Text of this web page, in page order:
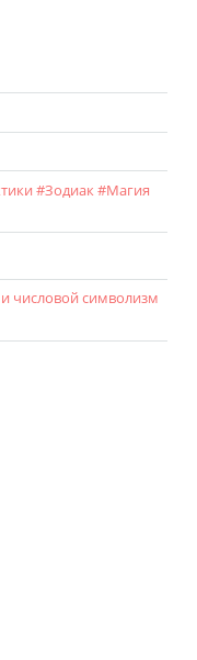
#Зодиак #Магия
числовой символизм